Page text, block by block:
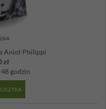
Anioł Philippi
zł
godzin